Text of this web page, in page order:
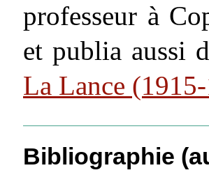
professeur à
et publia aussi
La Lance
Bibliographie